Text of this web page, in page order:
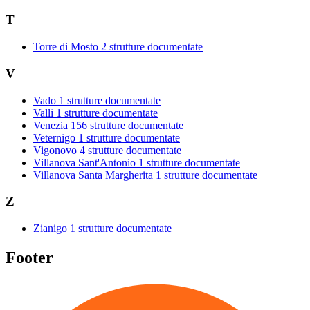
T
Torre di Mosto 2 strutture documentate
V
Vado 1 strutture documentate
Valli 1 strutture documentate
Venezia 156 strutture documentate
Veternigo 1 strutture documentate
Vigonovo 4 strutture documentate
Villanova Sant'Antonio 1 strutture documentate
Villanova Santa Margherita 1 strutture documentate
Z
Zianigo 1 strutture documentate
Footer